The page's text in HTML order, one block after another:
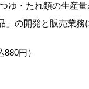
ゆ・たれ類の生産
の開発と販売業務
円）